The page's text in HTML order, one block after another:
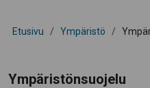
Etusivu / Ympäristö /
Ympäristönsuojelu